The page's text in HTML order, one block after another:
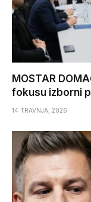
MOSTAR
fokusu izborni
14 TRAVNJA, 2026